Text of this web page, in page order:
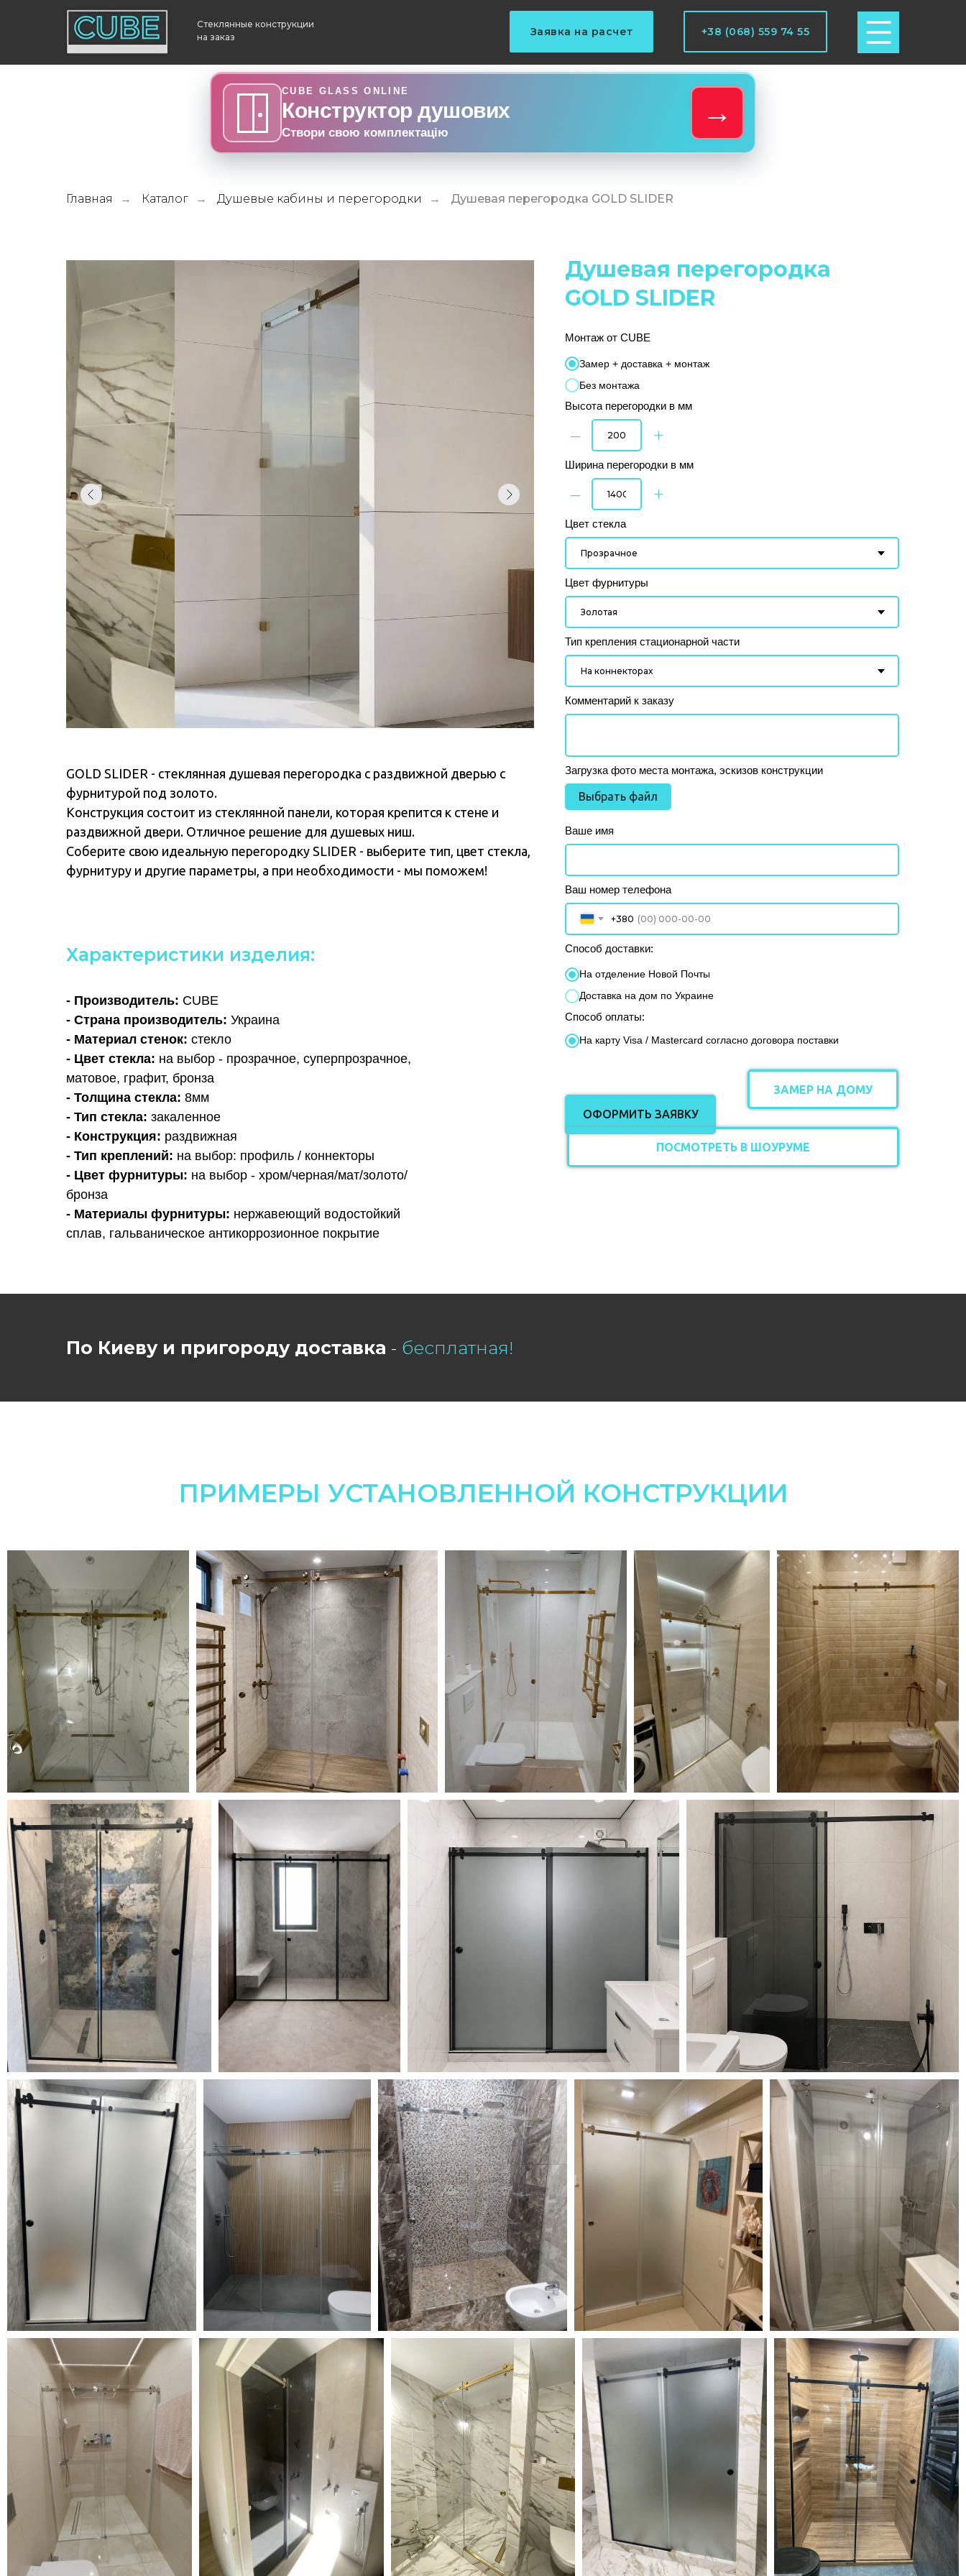
CUBE GLASS ONLINE
Конструктор душових
Створи свою комплектацію
→
Заявка на расчет
Стеклянные конструкции
на заказ
+38 (068) 559 74 55
Главная → Каталог → Душевые кабины и перегородки → Душевая перегородка GOLD SLIDER
Душевая перегородка
GOLD SLIDER
Характеристики изделия:
- Производитель: CUBE
- Страна производитель: Украина
- Материал стенок: стекло
- Цвет стекла: на выбор - прозрачное, суперпрозрачное,
матовое, графит, бронза
- Толщина стекла: 8мм
- Тип стекла: закаленное
- Конструкция: раздвижная
- Тип креплений: на выбор: профиль / коннекторы
- Цвет фурнитуры: на выбор - хром/черная/мат/золото/
бронза
- Материалы фурнитуры: нержавеющий водостойкий
сплав, гальваническое антикоррозионное покрытие
Монтаж от CUBE
Замер + доставка + монтаж
Без монтажа
Высота перегородки в мм
– +
Ширина перегородки в мм
– +
Цвет стекла
Цвет фурнитуры
Тип крепления стационарной части
Комментарий к заказу
Загрузка фото места монтажа, эскизов конструкции
Выбрать файл
Ваше имя
Ваш номер телефона
+380
Способ доставки:
На отделение Новой Почты
Доставка на дом по Украине
Способ оплаты:
На карту Visa / Mastercard согласно договора поставки
ОФОРМИТЬ ЗАЯВКУ
ЗАМЕР НА ДОМУ
GOLD SLIDER - стеклянная душевая перегородка с раздвижной дверью с
фурнитурой под золото.
Конструкция состоит из стеклянной панели, которая крепится к стене и
раздвижной двери. Отличное решение для душевых ниш.
Соберите свою идеальную перегородку SLIDER - выберите тип, цвет стекла,
фурнитуру и другие параметры, а при необходимости - мы поможем!
ПОСМОТРЕТЬ В ШОУРУМЕ
По Киеву и пригороду доставка - бесплатная!
ПРИМЕРЫ УСТАНОВЛЕННОЙ КОНСТРУКЦИИ